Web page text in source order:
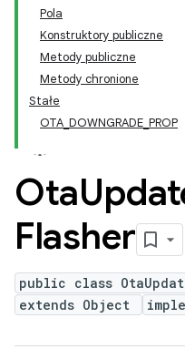
Pola
Konstruktory publiczne
Metody publiczne
Metody chronione
Stałe
OTA_DOWNGRADE_PROP
Ota
Flasher
public class
extends Object